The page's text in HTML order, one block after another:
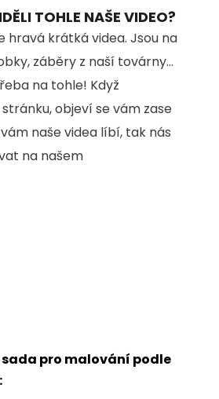
TOHLE NAŠE VIDEO?
hravá krátká videa. Jsou na
záběry z naší továrny...
na tohle! Když
objeví se vám zase
naše videa líbí, tak nás
na našem
pro malování podle